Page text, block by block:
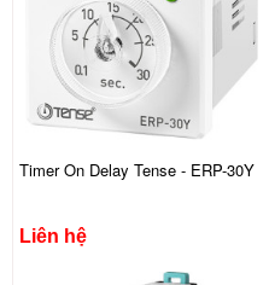
Timer On Delay Tense - ERP-30Y
Liên hệ